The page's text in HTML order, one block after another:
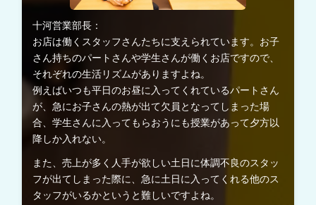
十河営業部長：
お店は働くスタッフさんたちに支えられています。お子
さん持ちのパートさんや学生さんが働くお店ですので、
それぞれの生活リズムがありますよね。
例えばいつも平日のお昼に入ってくれているパートさん
が、急にお子さんの熱が出て欠員となってしまった場
合、学生さんに入ってもらおうにも授業があって夕方以
降しか入れない。
また、売上が多く人手が欲しい土日に体調不良のスタッ
フが出てしまった際に、急に土日に入ってくれる他のス
タッフがいるかというと難しいですよね。